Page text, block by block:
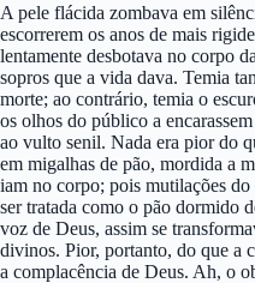
A pele flácida zombava em
escorrerem os anos de mais
lentamente desbotava no corpo
sopros que a vida dava. Temia
morte; ao contrário, temia o
os olhos do público a
ao vulto senil. Nada era pior do
em migalhas de pão, mordida a
iam no corpo; pois mutilações
ser tratada como o pão dormido
voz de Deus, assim se
divinos. Pior, portanto, do que a
a complacência de Deus. Ah, o